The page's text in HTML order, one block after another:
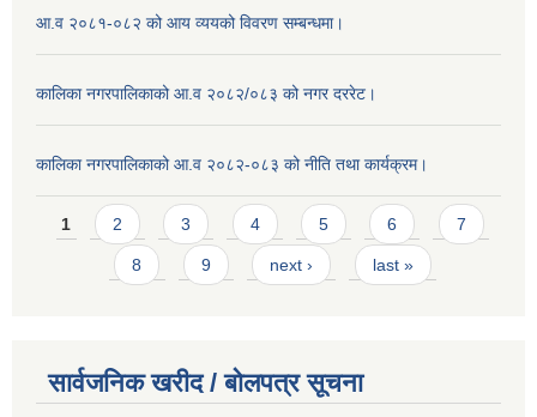
आ.व २०८१-०८२ को आय व्ययको विवरण सम्बन्धमा।
कालिका नगरपालिकाको आ.व २०८२/०८३ को नगर दररेट।
कालिका नगरपालिकाको आ.व २०८२-०८३ को नीति तथा कार्यक्रम।
Pages
1 2 3 4 5 6 7
8 9 next › last »
सार्वजनिक खरीद / बाेलपत्र सूचना